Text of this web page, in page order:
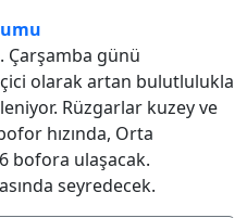
. Çarşamba günü
olarak artan bulutlulukla
Rüzgarlar kuzey ve
hızında, Orta
bofora ulaşacak.
seyredecek.